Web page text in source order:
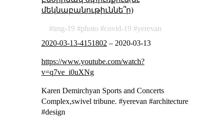
մեկնաբանութիւննե՞ր)
img-19 photo covid-19
yerevan
2020-03-13-4151802 – 2020-03-13
https://www.youtube.com/watch?
v=q7ve_i0uXNg
Karen Demirchyan Sports and Concerts
Complex,swivel tribune. #yerevan #architecture
#design